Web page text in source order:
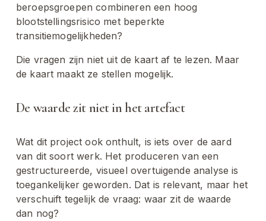
beroepsgroepen combineren een hoog
blootstellingsrisico met beperkte
transitiemogelijkheden?
Die vragen zijn niet uit de kaart af te lezen. Maar
de kaart maakt ze stellen mogelijk.
De waarde zit niet in het artefact
Wat dit project ook onthult, is iets over de aard
van dit soort werk. Het produceren van een
gestructureerde, visueel overtuigende analyse is
toegankelijker geworden. Dat is relevant, maar het
verschuift tegelijk de vraag: waar zit de waarde
dan nog?